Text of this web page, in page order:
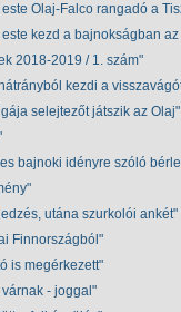
Olaj-Falco rangadó a
kezd a bajnokságban az
2018-2019 / 1. szám
kezdi a
selejtezőt játszik az Olaj
bajnoki idényre szóló
utána szurkolói ankét
Finnországból
is megérkezett
- joggal